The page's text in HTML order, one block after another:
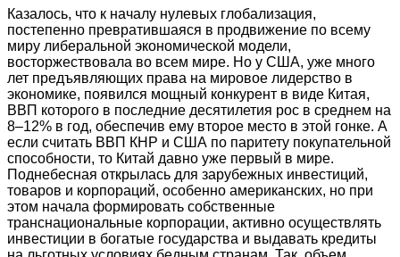
Казалось, что к началу нулевых глобализация,
постепенно превратившаяся в продвижение по всему
миру либеральной экономической модели,
восторжествовала во всем мире. Но у США, уже много
лет предъявляющих права на мировое лидерство в
экономике, появился мощный конкурент в виде Китая,
ВВП которого в последние десятилетия рос в среднем на
8–12% в год, обеспечив ему второе место в этой гонке. А
если считать ВВП КНР и США по паритету покупательной
способности, то Китай давно уже первый в мире.
Поднебесная открылась для зарубежных инвестиций,
товаров и корпораций, особенно американских, но при
этом начала формировать собственные
транснациональные корпорации, активно осуществлять
инвестиции в богатые государства и выдавать кредиты